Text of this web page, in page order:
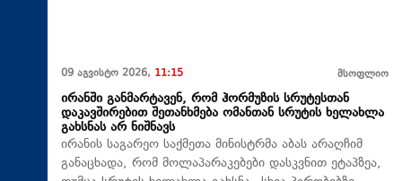
09 აგვისტო 2026, 11:15 მსოფლიო
ირანში განმარტავენ, რომ ჰორმუზის სრუტესთან
დაკავშირებით შეთანხმება ომანთან სრუტის ხელახლა
გახსნას არ ნიშნავს
ირანის საგარეო საქმეთა მინისტრმა აბას არაღჩიმ
განაცხადა, რომ მოლაპარაკებები დასკვნით ეტაპზეა,